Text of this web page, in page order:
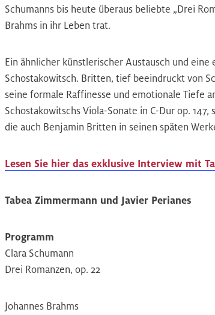
Schumanns bis heute überaus beliebte „Drei
Brahms in ihr Leben trat.
Ein ähnlicher künstlerischer Austausch und
Schostakowitsch. Britten, tief beeindruckt von
seine formale Raffinesse und emotionale Tiefe
Schostakowitschs Viola-Sonate in C-Dur op.
die auch Benjamin Britten in seinen späten
Lesen Sie hier das exklusive Interview mit
Tabea Zimmermann und Javier Perianes
Programm
Clara Schumann
Drei Romanzen, op. 22
Johannes Brahms